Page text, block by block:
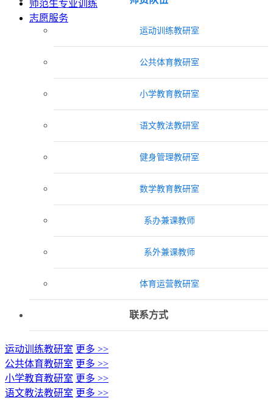
师范生专业训练
志愿服务
运动训练教研室
公共体育教研室
小学教育教研室
语文教法教研室
健身管理教研室
数学教育教研室
系办兼课教师
系外兼课教师
体育运营教研室
联系方式
运动训练教研室 更多 >>
公共体育教研室 更多 >>
小学教育教研室 更多 >>
语文教法教研室 更多 >>